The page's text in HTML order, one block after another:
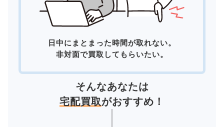
日中にまとまった時間が取れない。
非対面で買取してもらいたい。
そんなあなたは
宅配買取がおすすめ！